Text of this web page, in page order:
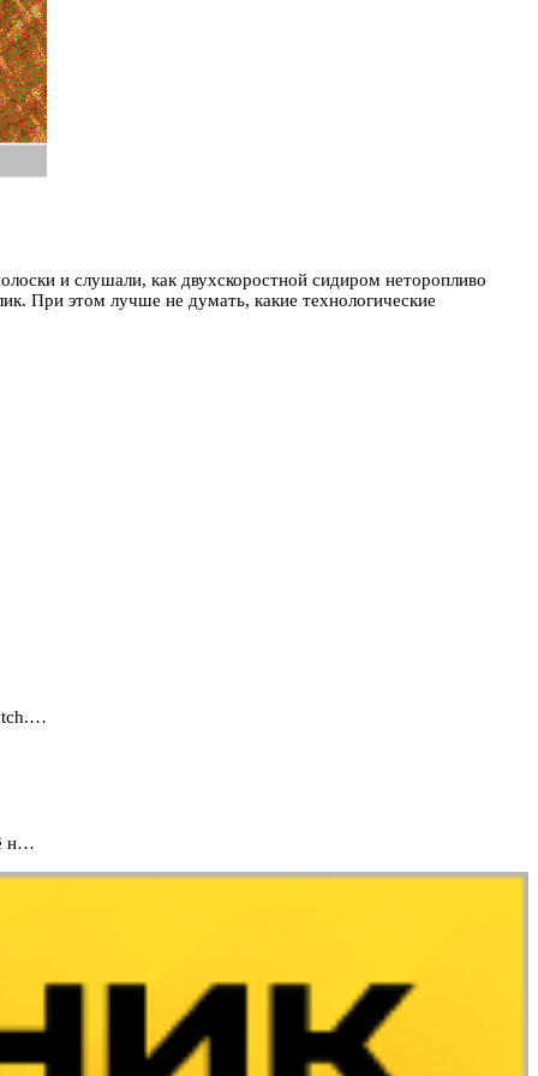
и слушали, как двухскоростной сидиром неторопливо
При этом лучше не думать, какие технологические
н…